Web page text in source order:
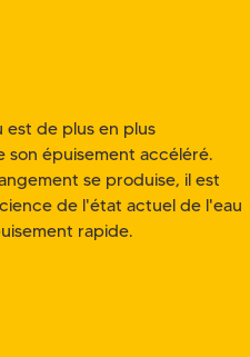
est de plus en plus
épuisement accéléré.
se produise, il est
de l'état actuel de l'eau
rapide.